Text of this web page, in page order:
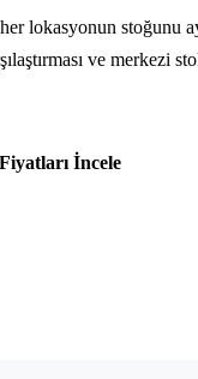
lokasyonun stoğunu
ve merkezi
Fiyatları İncele